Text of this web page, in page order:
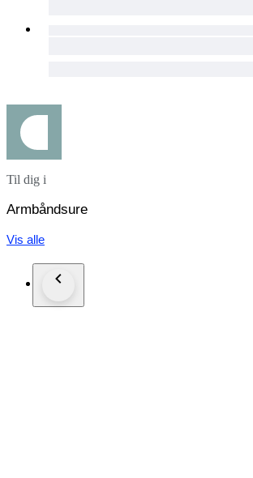
Til dig i
Armbåndsure
Vis alle